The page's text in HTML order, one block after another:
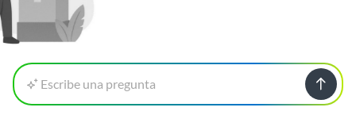
Escribe una pregunta